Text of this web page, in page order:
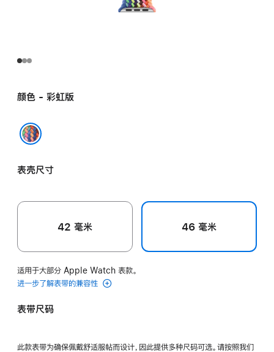
颜色 - 彩虹版
表壳尺寸
42 毫米 46 毫米
适用于大部分 Apple Watch 表款。
进一步了解表带的兼容性
表带尺码
此款表带为确保佩戴舒适服帖而设计，因此提供多种尺码可选。请按照我们